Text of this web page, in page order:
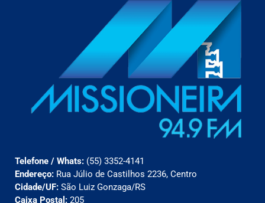
Telefone / Whats: (55) 3352-4141
Endereço: Rua Júlio de Castilhos 2236, Centro
Cidade/UF: São Luiz Gonzaga/RS
Caixa Postal: 205